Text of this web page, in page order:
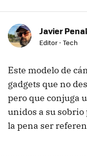
Javier
Editor - Tech
Este modelo de
gadgets que no
pero que conjuga
unidos a su sobrio
la pena ser